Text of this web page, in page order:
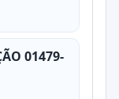
01479-